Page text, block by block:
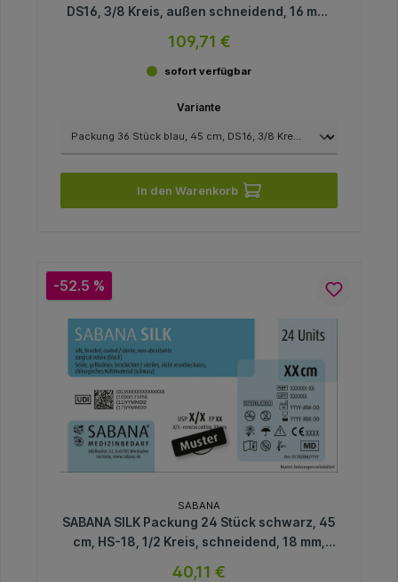
DS16, 3/8 Kreis, außen schneidend, 16 mm,
109,71 €
sofort verfügbar
Variante
In den Warenkorb
-52.5 %
SABANA
SABANA SILK Packung 24 Stück schwarz, 45
cm, HS-18, 1/2 Kreis, schneidend, 18 mm,
40,11 €